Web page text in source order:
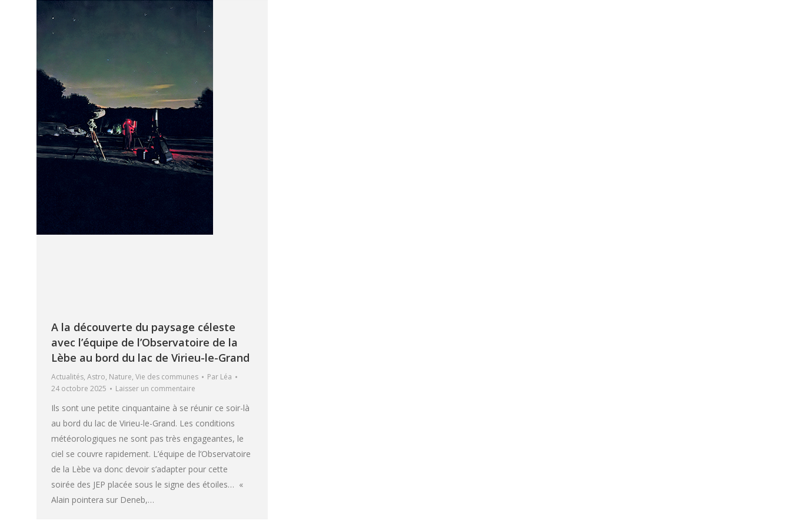
A la découverte du paysage céleste
avec l’équipe de l’Observatoire de la
Lèbe au bord du lac de Virieu-le-Grand
Actualités, Astro, Nature, Vie des communes Par Léa
24 octobre 2025
Laisser un commentaire
Ils sont une petite cinquantaine à se réunir ce soir-là
au bord du lac de Virieu-le-Grand. Les conditions
météorologiques ne sont pas très engageantes, le
ciel se couvre rapidement. L’équipe de l’Observatoire
de la Lèbe va donc devoir s’adapter pour cette
soirée des JEP placée sous le signe des étoiles… «
Alain pointera sur Deneb,…